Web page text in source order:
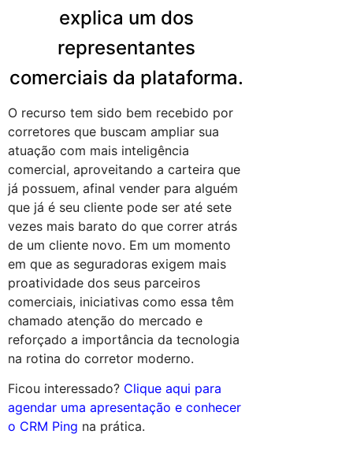
explica um dos
representantes
comerciais da plataforma.
O recurso tem sido bem recebido por
corretores que buscam ampliar sua
atuação com mais inteligência
comercial, aproveitando a carteira que
já possuem, afinal vender para alguém
que já é seu cliente pode ser até sete
vezes mais barato do que correr atrás
de um cliente novo. Em um momento
em que as seguradoras exigem mais
proatividade dos seus parceiros
comerciais, iniciativas como essa têm
chamado atenção do mercado e
reforçado a importância da tecnologia
na rotina do corretor moderno.
Ficou interessado? Clique aqui para
agendar uma apresentação e conhecer
o CRM Ping na prática.